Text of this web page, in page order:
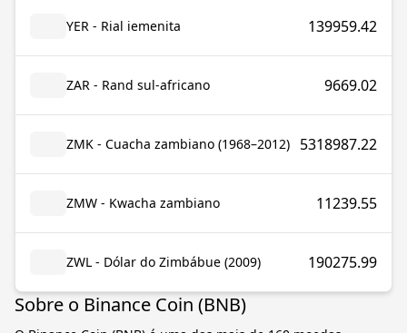
YER - Rial iemenita 139959.42
ZAR - Rand sul-africano 9669.02
ZMK - Cuacha zambiano (1968–2012) 5318987.22
ZMW - Kwacha zambiano 11239.55
ZWL - Dólar do Zimbábue (2009) 190275.99
Sobre o Binance Coin (BNB)